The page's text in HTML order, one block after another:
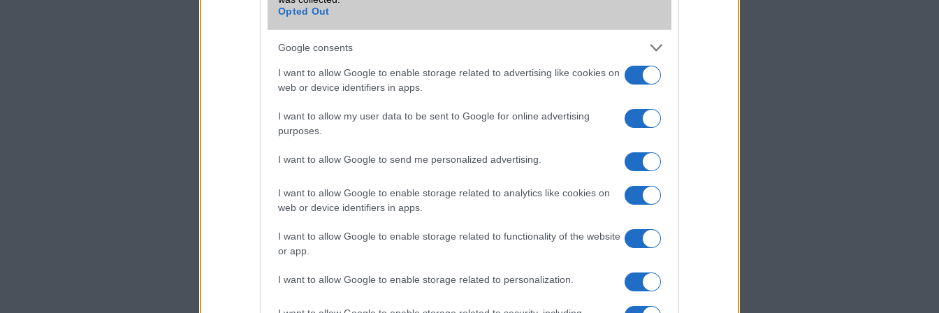
Opted Out
Google consents
I want to allow Google to enable storage related to advertising like cookies on
web or device identifiers in apps.
I want to allow my user data to be sent to Google for online advertising
purposes.
I want to allow Google to send me personalized advertising.
I want to allow Google to enable storage related to analytics like cookies on
web or device identifiers in apps.
I want to allow Google to enable storage related to functionality of the website
or app.
I want to allow Google to enable storage related to personalization.
TV/USB kapcsolat Nincs
Push to Talk Nincs
Készenléti idő h /
Nincs publikus adat!
Beszélgetési idő h /
Gyorstöltés
Nincs publikus adat!
ALKALMAZÁSOK ÉS ÉRZÉKELŐK